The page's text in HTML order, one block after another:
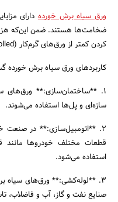
ورق سیاه برش خورده دارای
ضخامت‌ها هستند. ضمن این‌که هزینه
کردن کمتر از ورق‌های گرم‌کار (Cold Rolled) است.
کاربردهای ورق سیاه برش خورده
1. **ساختمان‌سازی:** ورق‌های
سازه‌ای و پل‌ها استفاده می‌شوند.
2. **اتومبیل‌سازی:** در صنعت
قطعات مختلف خودروها
استفاده می‌شود.
3. **لوله‌کشی:** ورق‌های سیاه
صنایع نفت و گاز، آب و فاضلاب،